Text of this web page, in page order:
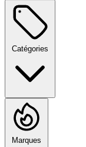
Catégories
Marques